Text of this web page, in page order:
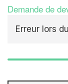
Demande de
Erreur lors